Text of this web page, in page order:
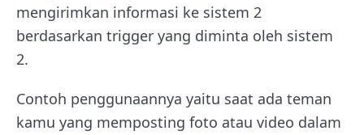
mengirimkan informasi ke sistem 2
berdasarkan trigger yang diminta oleh sistem
2.
Contoh penggunaannya yaitu saat ada teman
kamu yang memposting foto atau video dalam